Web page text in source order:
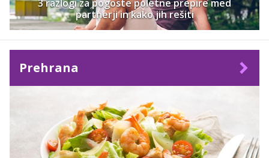
3 razlogi za pogoste poletne prepire med
partnerji in kako jih rešiti
Prehrana